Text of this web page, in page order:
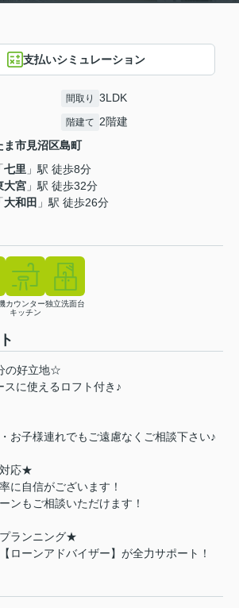
支払いシミュレーション
間取り 3LDK
階建て 2階建
ま市見沼区島町
「七里 」駅 徒歩8分
大宮 」駅 徒歩32分
「大和田 」駅 徒歩26分
カウンター
キッチン
独立洗面台
の好立地☆
スに使えるロフト付き♪
お子様連れでもご遠慮なくご相談下さい♪
応★
に自信がございます！
ンもご相談いただけます！
ランニング★
ローンアドバイザー】が全力サポート！